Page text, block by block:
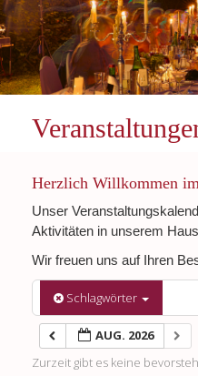
Herzlich Willkommen
Unser
Aktivitäten in unserem
Wir freuen uns auf Ihren
Schlagwörter
AUG. 2026
Zurzeit gibt es keine